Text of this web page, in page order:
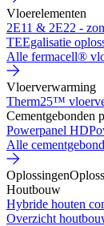
Vloerelementen
2E11 & 2E22 -
TEEgalisatie
Alle fermacell®
Vloerverwarming
Therm25™
Cementgebonden
Powerpanel HD
Alle
Oplossingen
Houtbouw
Hybride houten
Overzicht